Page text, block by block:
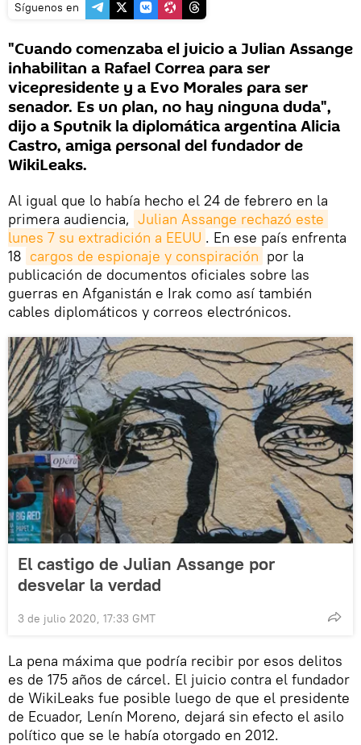
Síguenos en
"Cuando comenzaba el juicio a Julian Assange
inhabilitan a Rafael Correa para ser
vicepresidente y a Evo Morales para ser
senador. Es un plan, no hay ninguna duda",
dijo a Sputnik la diplomática argentina Alicia
Castro, amiga personal del fundador de
WikiLeaks.
Al igual que lo había hecho el 24 de febrero en la
primera audiencia, Julian Assange rechazó este
lunes 7 su extradición a EEUU . En ese país enfrenta
18 cargos de espionaje y conspiración por la
publicación de documentos oficiales sobre las
guerras en Afganistán e Irak como así también
cables diplomáticos y correos electrónicos.
El castigo de Julian Assange por
desvelar la verdad
3 de julio 2020, 17:33 GMT
La pena máxima que podría recibir por esos delitos
es de 175 años de cárcel. El juicio contra el fundador
de WikiLeaks fue posible luego de que el presidente
de Ecuador, Lenín Moreno, dejará sin efecto el asilo
político que se le había otorgado en 2012.